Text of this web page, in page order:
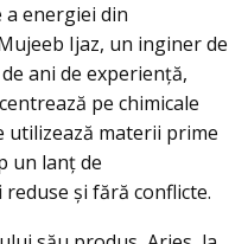
energiei din
Ijaz, un inginer de
ani de experiență,
pe chimicale
utilizează materii prime
un lanț de
și fără conflicte.